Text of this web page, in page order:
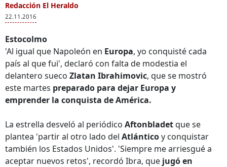
Redacción El Heraldo
22.11.2016
Estocolmo
'Al igual que Napoleón en Europa, yo conquisté cada
país al que fui', declaró con falta de modestia el
delantero sueco Zlatan Ibrahimovic, que se mostró
este martes preparado para dejar Europa y
emprender la conquista de América.
La estrella desveló al periódico Aftonbladetque se
plantea 'partir al otro lado del Atlánticoy conquistar
también los Estados Unidos'. 'Siempre me arriesgué a
aceptar nuevos retos', recordó Ibra, que jugó en